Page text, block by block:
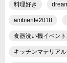
料理好き
ambiente2018
食器洗い機イベン
キッチンマテリアル